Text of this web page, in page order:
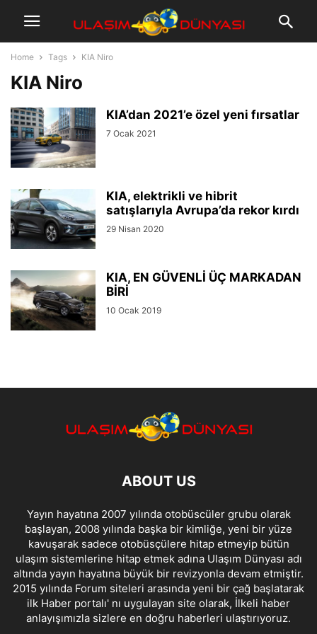
Home Tags KIA Niro
KIA Niro
KIA’dan 2021’e özel yeni fırsatlar
7 Ocak 2021
KIA, elektrikli ve hibrit
satışlarıyla Avrupa’da rekor kırdı
29 Nisan 2020
KIA, EN GÜVENLİ ÜÇ MARKADAN
BİRİ
10 Ocak 2019
ABOUT US
Yayın hayatına 2007 yılında otobüscüler grubu olarak
başlayan, 2008 yılında başka bir kimliğe, yeni bir yüze
kavuşarak sadece otobüsçülere hitap etmeyip bütün
ulaşım sistemlerine hitap etmek adına Ulaşım Dünyası adı
altında yayın hayatına büyük bir revizyonla devam etmiştir.
2015 yılında Forum siteleri arasında yeni bir çağ başlatarak
ilk Haber portalı' nı uygulayan site olarak, İlkeli haber
anlayışımızla sizlere en doğru haberleri ulaştırıyoruz.